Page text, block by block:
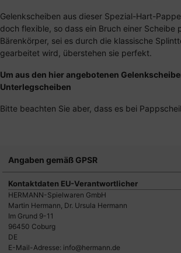
Gelenkscheiben aus dieser Spezial-Hart-
doch flexible, so dass ein Bruch einer Scheibe
Bärenkörper, sei es durch die klassische
gearbeitet wird, überstehen sie perfekt.
Um aus den hier angebotenen
Unterlegscheiben
Bitte beachten Sie aber, dass es bei
Angaben gemäß GPSR
Kontaktdaten EU-Verantwortlicher
HERMANN-Spielwaren GmbH
Martin Hermann, Dr. Ursula Hermann
Im Grund 9-11
96450 Coburg
DE
E-Mail-Adresse: info@hermann.de